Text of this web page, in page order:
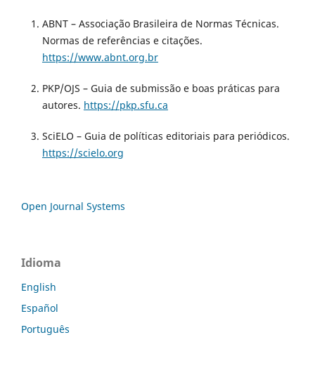
ABNT – Associação Brasileira de Normas Técnicas.
Normas de referências e citações.
https://www.abnt.org.br
PKP/OJS – Guia de submissão e boas práticas para
autores. https://pkp.sfu.ca
SciELO – Guia de políticas editoriais para periódicos.
https://scielo.org
Open Journal Systems
Idioma
English
Español
Português